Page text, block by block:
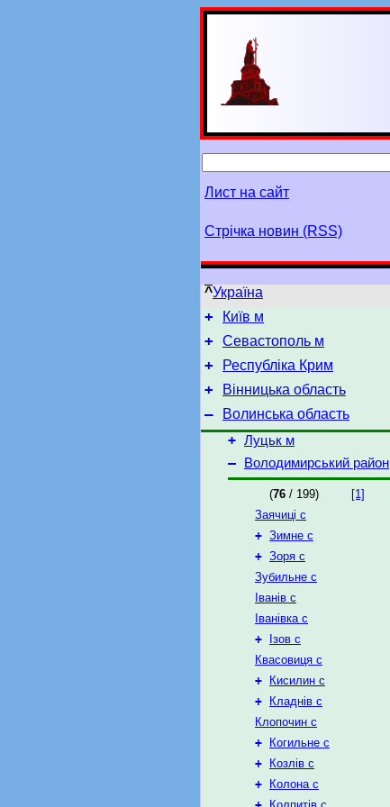
Лист на сайт
Стрічка новин (RSS)
^Україна
+ Київ м
+ Севастополь м
+ Республіка Крим
+ Вінницька область
–
Волинська область
+ Луцьк м
– Володимирський район
(76 / 199) [1]
Заячиці с
+ Зимне с
+ Зоря с
Зубильне с
Іванів с
Іванівка с
+
Ізов с
Квасовиця с
+
Кисилин с
+
Кладнів с
Клопочин с
+
Когильне с
+
Козлів с
+
Колона с